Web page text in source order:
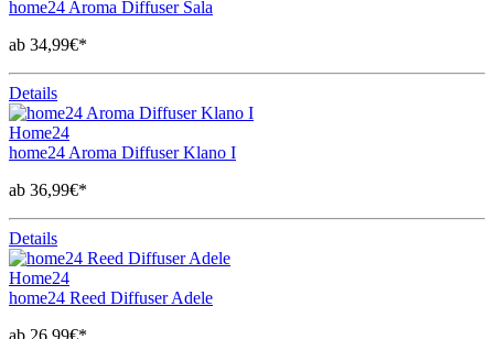
home24 Aroma Diffuser Sala
ab 34,99€*
Details
Home24
home24 Aroma Diffuser Klano I
ab 36,99€*
Details
Home24
home24 Reed Diffuser Adele
ab 26,99€*